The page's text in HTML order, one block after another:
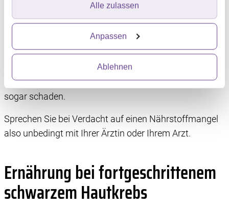
Trigger Symbol ändern oder widerrufen
Erfahren Sie mehr darüber, wie Ihre persönlichen Daten
verarbeitet werden, und legen Sie Ihre Präferenzen im
Abschnitt Einzelheitenfest.
Wir verwenden Dienste von Drittanbietern, die
Informationen im Endgerät eines Seitenbesuchers
speichern oder dort abrufen. Anschließend verarbeiten
wir die Informationen weiter. Dies alles hilft uns, unsere
Website optimal zu gestalten und fortlaufend zu
verbessern. Für die Speicherung, den Abruf und die
Einwilligung können Sie mit Wirkung für die Zukunft
widerrufen, indem Sie auf das runde Icon in der linken
unteren Ecke klicken. Weitere Informationen finden Sie in
Alle zulassen
Anpassen
Ablehnen
Auch Nahrungsergänzungsmittel empfehlen sich nur
dann, wenn ein nachgewiesener Mangel an den
betreffenden Nährstoffen besteht. Sowohl
Multivitaminpräparate als auch einzelne Vitamine,
Mineralstoffe oder Pflanzenauszüge sind für
Krebspatient:innen nicht nur nutzlos – manche können
sogar schaden.
Sprechen Sie bei Verdacht auf einen Nährstoffmangel
also unbedingt mit Ihrer Ärztin oder Ihrem Arzt.
Ernährung bei fortgeschrittenem
schwarzem Hautkrebs